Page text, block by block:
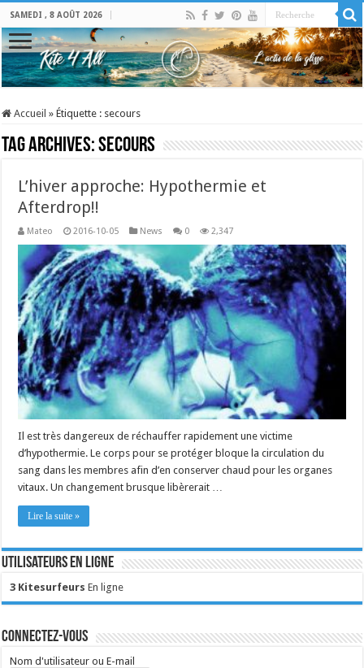
SAMEDI , 8 AOÛT 2026
Accueil » Étiquette : secours
Tag Archives:secours
L’hiver approche: Hypothermie et
Afterdrop!!
Mateo 2016-10-05 News 0 2,347
Il est très dangereux de réchauffer rapidement une victime
d’hypothermie. Le corps pour se protéger bloque la circulation du
sang dans les membres afin d’en conserver chaud pour les organes
vitaux. Un changement brusque libèrerait …
Lire la suite »
Utilisateurs en ligne
3 Kitesurfeurs En ligne
Connectez-vous
Nom d'utilisateur ou E-mail